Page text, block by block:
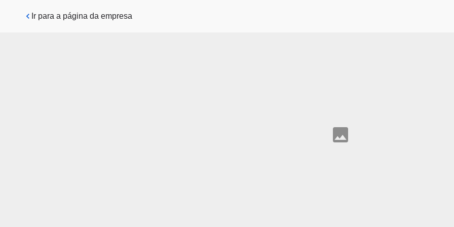
Pular para o conteúdo principal
Ir para a página da empresa